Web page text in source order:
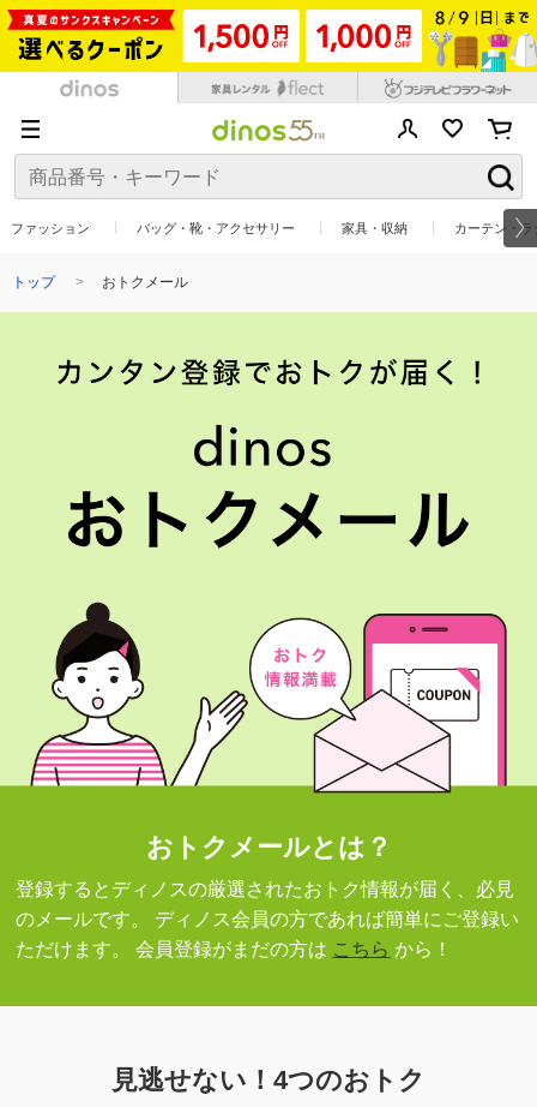
ファッション バッグ・靴・アクセサリー 家具・収納 カーテン・
トップ おトクメール
おトクメールとは？
登録するとディノスの厳選されたおトク情報が届く、必見
のメールです。
ディノス会員の方であれば簡単にご登録い
ただけます。
会員登録がまだの方は こちら から！
見逃せない！4つのおトク